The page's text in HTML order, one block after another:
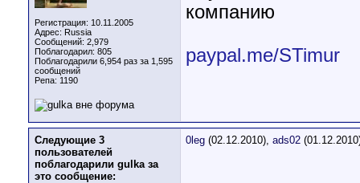
Регистрация: 10.11.2005
Адрес: Russia
Сообщений: 2,979
Поблагодарил: 805
Поблагодарили 6,954 раз за 1,595
сообщений
Репа: 1190
компанию
paypal.me/STimur
Следующие 3
пользователей
поблагодарили gulka за
это сообщение:
0leg (02.12.2010), ads02